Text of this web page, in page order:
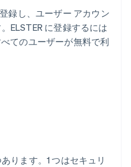
録し、ユーザー アカウン
ELSTER に登録するには
てのユーザーが無料で利
ります。1 つはセキュリ